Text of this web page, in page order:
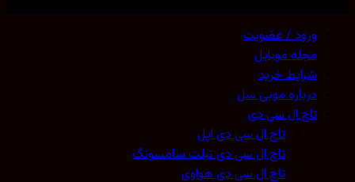
ورود / عضویت
مجله موبایل
شرایط خرید
درباره موبی سل
تاچ ال سی دی
تاچ ال سی دی اپل
تاچ ال سی دی تبلت سامسونگ
تاچ ال سی دی هواوی